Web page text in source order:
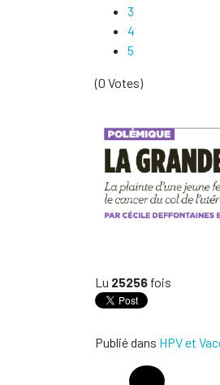
3
4
5
(0 Votes)
Lu 25256 fois
Publié dans HPV et